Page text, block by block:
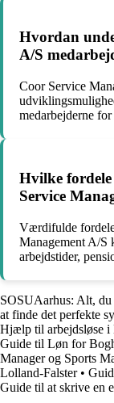
Hvordan
A/S
Coor Service
medarbejderne
Hvilke
Service
Værdifulde
Management A/S
arbejdstider,
SOSUAarhus: Alt, du
at finde det perfekte
Hjælp til arbejdsløse i
Guide til Løn for
Manager og Sports
Lolland-Falster•
Guide til at skrive en